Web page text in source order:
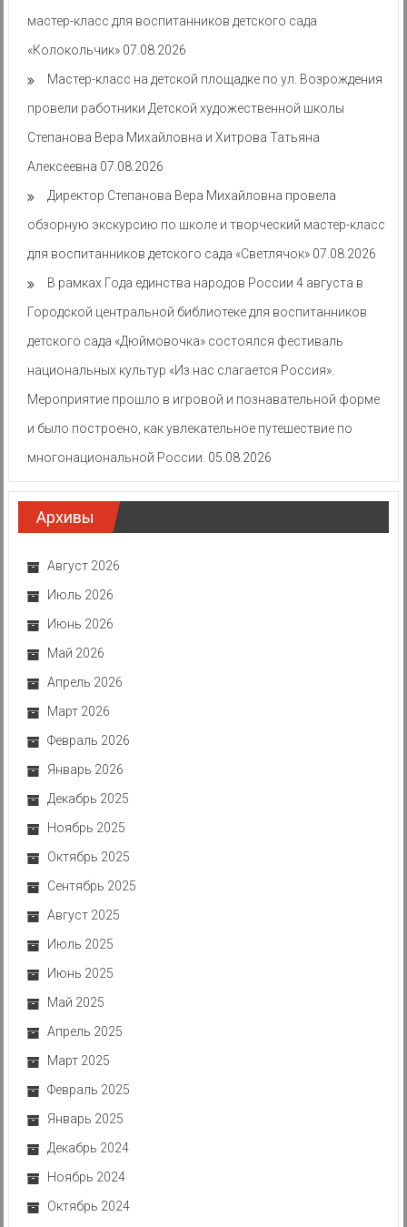
мастер-класс для воспитанников детского сада
«Колокольчик» 07.08.2026
Мастер-класс на детской площадке по ул. Возрождения
провели работники Детской художественной школы
Степанова Вера Михайловна и Хитрова Татьяна
Алексеевна 07.08.2026
Директор Степанова Вера Михайловна провела
обзорную экскурсию по школе и творческий мастер-класс
для воспитанников детского сада «Светлячок» 07.08.2026
В рамках Года единства народов России 4 августа в
Городской центральной библиотеке для воспитанников
детского сада «Дюймовочка» состоялся фестиваль
национальных культур «Из нас слагается Россия».
Мероприятие прошло в игровой и познавательной форме
и было построено, как увлекательное путешествие по
многонациональной России. 05.08.2026
Архивы
Август 2026
Июль 2026
Июнь 2026
Май 2026
Апрель 2026
Март 2026
Февраль 2026
Январь 2026
Декабрь 2025
Ноябрь 2025
Октябрь 2025
Сентябрь 2025
Август 2025
Июль 2025
Июнь 2025
Май 2025
Апрель 2025
Март 2025
Февраль 2025
Январь 2025
Декабрь 2024
Ноябрь 2024
Октябрь 2024